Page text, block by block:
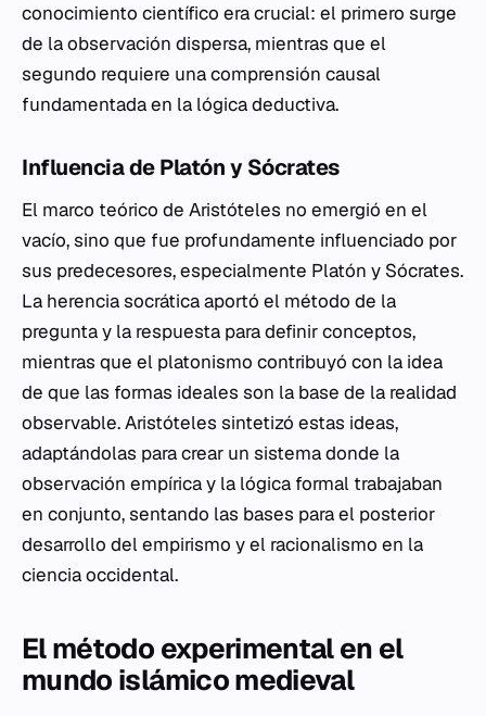
conocimiento científico era crucial: el primero surge
de la observación dispersa, mientras que el
segundo requiere una comprensión causal
fundamentada en la lógica deductiva.
Influencia de Platón y Sócrates
El marco teórico de Aristóteles no emergió en el
vacío, sino que fue profundamente influenciado por
sus predecesores, especialmente Platón y Sócrates.
La herencia socrática aportó el método de la
pregunta y la respuesta para definir conceptos,
mientras que el platonismo contribuyó con la idea
de que las formas ideales son la base de la realidad
observable. Aristóteles sintetizó estas ideas,
adaptándolas para crear un sistema donde la
observación empírica y la lógica formal trabajaban
en conjunto, sentando las bases para el posterior
desarrollo del empirismo y el racionalismo en la
ciencia occidental.
El método experimental en el
mundo islámico medieval